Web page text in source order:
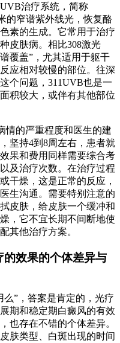
治疗系统，简称
的窄谱紫外线光，恢复酪
素的生成。它常用于治疗
皮肤病。相比308激光
覆盖”，尤其适用于躯干
应相对较慢的部位。往深
个问题，311UVB也是一
积较大，或伴有其他部位
情的严重程度和医生的建
坚持4到8周左右，患者就
果和费用同样需要综合考
及治疗次数。在治疗过程
干燥，这是正常的反应，
生沟通。需要特别注意的
皮肤，给皮肤一个缓冲和
，它不宜长期不间断地使
其他治疗方案。
效果的个体差异与
”，答案是肯定的，光疗
期和稳定期白癜风的有效
也存在不错的个体差异。
肤类型、白斑出现的时间